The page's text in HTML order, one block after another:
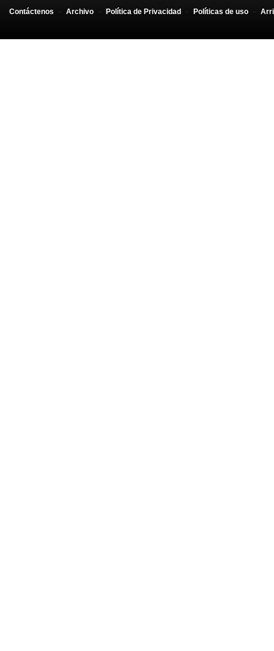
Contáctenos - Archivo - Política de Privacidad - Políticas de uso -